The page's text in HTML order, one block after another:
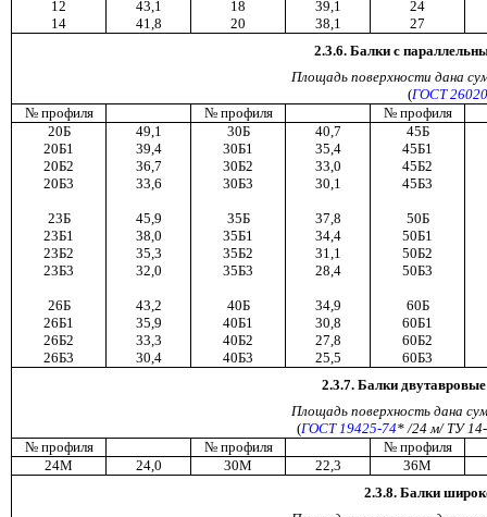
12 43,1 18 39,1
24
14
41,8 20 38,1
27
2.3.6. Балки с
Площадь поверхности дана
(ГОСТ
№ профиля
№ профиля
№ профиля
20Б
49,1 30Б 40,7
45Б
20Б1
39,4 30Б1 35,4
45Б1
20Б2
36,7 30Б2 33,0
45Б2
20Б3
33,6 30Б3 30,1 45Б3
23Б 45,9 35Б 37,8
50Б
23Б1
38,0 35Б1 34,4
50Б1
23Б2
35,3 35Б2 31,1
50Б2
23Б3
32,0 35Б3 28,4 50Б3
26Б 43,2 40Б 34,9
60Б
26Б1
35,9 40Б1 30,8
60Б1
26Б2
33,3 40Б2 27,8
60Б2
26Б3
30,4 40Б3 25,5
60Б3
2.3.7. Балки
Площадь поверхность дана
(ГОСТ 19425-74* /24 м/ ТУ 14-
№ профиля
№ профиля
№ профиля
24М
24,0 30М 22,3
36М
2.3.8. Балки